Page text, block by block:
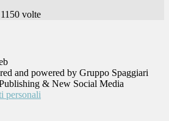
1150 volte
and powered by Gruppo Spaggiari
& New Social Media
personali